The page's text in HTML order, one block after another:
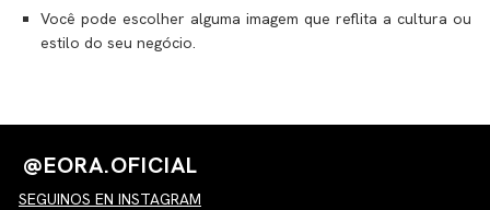
Você pode escolher alguma imagem que reflita a cultura ou
estilo do seu negócio.
@EORA.OFICIAL
SEGUINOS EN INSTAGRAM